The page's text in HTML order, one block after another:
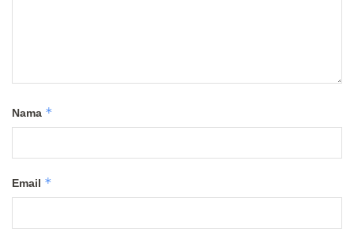
Nama *
Email *